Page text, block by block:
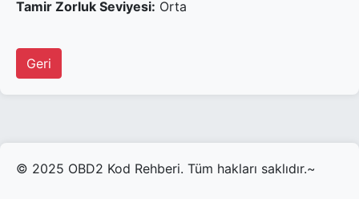
Tamir Zorluk Seviyesi: Orta
Geri
© 2025 OBD2 Kod Rehberi. Tüm hakları saklıdır.~